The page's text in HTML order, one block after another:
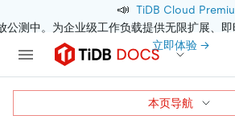
📣 TiDB Cloud
公测中。为企业级工作负载提供无限扩展、
立即体验 →
本页导航